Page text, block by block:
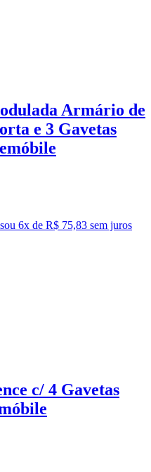
Armário de
e 3 Gavetas
ou 6x de R$ 75,83 sem juros
c/ 4 Gavetas